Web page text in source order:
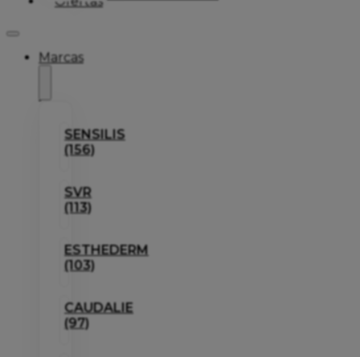
Marcas
SENSILIS
(156)
SVR
(113)
ESTHEDERM
(103)
CAUDALIE
(97)